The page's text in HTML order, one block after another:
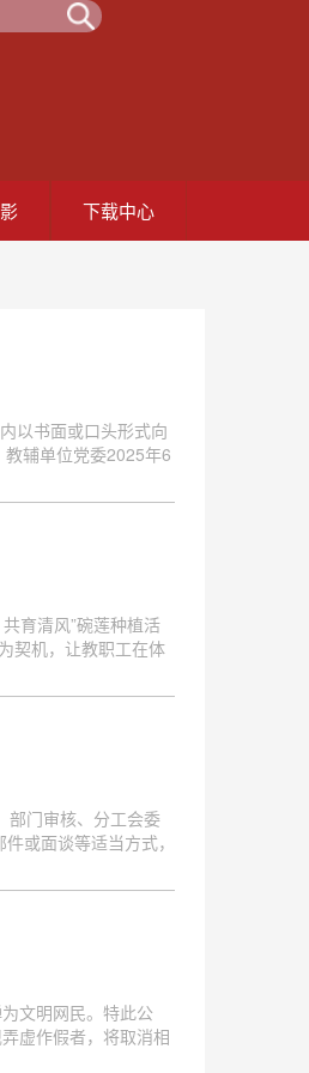
下载中心
以书面或口头形式向
辅单位党委2025年6
育清风”碗莲种植活
契机，让教职工在体
部门审核、分工会委
或面谈等适当方式，
文明网民。特此公
虚作假者，将取消相